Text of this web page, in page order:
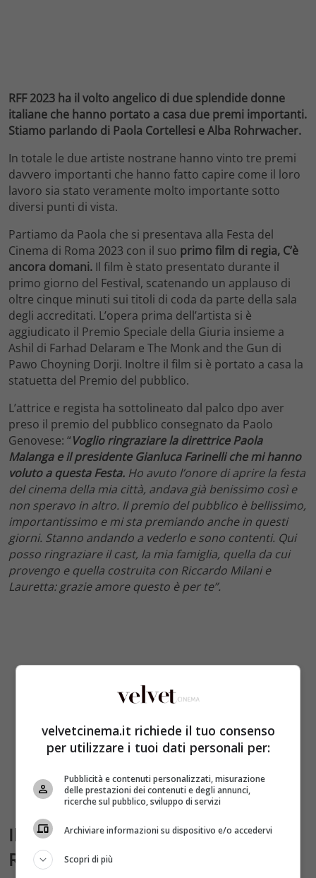
RFF 2023 ha il volto angelico di due splendide donne
italiane che hanno portato a casa due premi importanti.
Stiamo parlando di Paola Cortellesi e Alba Rohrwacher.
In totale le due artiste nostrane hanno vinto tre premi
davvero importanti che hanno fatto capire come il loro
lavoro sia stato veramente molto importante sotto
diversi punti di vista.
Partiamo da Paola che si presentava alla Festa del
Cinema di Roma 2023 con il suo primo film di regia, C’è
ancora domani. Il film è stato presentato durante il
primo giorno del Festival, scatenando un applauso di
oltre cinque minuti sui titoli di coda da parte della sala
degli accreditati. L’opera prima dell’artista si è
aggiudicato il Premio Speciale della Giuria insieme a
Ashil di Farhad Delaram e The Monk and the Gun di
Pawo Choyning Dorji. Inoltre il film si è portato a casa la
statuetta del Premio del pubblico.
L’attrice e regista ha sottolineato dal palco dpo aver
preso il premio del pubblico consegnato da Paolo
Genovese: “Voglio ringraziare la direttrice Paola
Malanga e il presidente Gianluca Farinelli che mi hanno
voluto a questa Festa. Ho avuto l’onore di aprire la festa
del cinema della mia città, andava già benissimo così e
non speravo in altro. Il premio del pubblico è bellissimo,
importantissimo e mi sta premiando anche in questi
giorni. Stanno andando a vederlo e sono contenti. Qui
posso ringraziare il cast, la mia famiglia, quella da cui
provengo e quella costruita con Riccardo Milani e
Lauretta: grazie amore questo è per te”.
Il Premio a RFF 2023 ad Alice
Rohrwacher
velvetcinema.it richiede il tuo consenso
per utilizzare i tuoi dati personali per:
Pubblicità e contenuti personalizzati, misurazione
delle prestazioni dei contenuti e degli annunci,
ricerche sul pubblico, sviluppo di servizi
Archiviare informazioni su dispositivo e/o accedervi
Scopri di più